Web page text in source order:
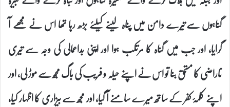
گناہوں سے تیرے دامن میں پناہ لینے کیلئے بڑھ رہا تھا اس نے مجھے آ
گرایا، اور جب میں گناہ کا مرتکب ہوا اور اپنی بداعمالی کی وجہ سے تیری
ناراضی کا مستحق بنا تو اس نے اپنے حیلہ و فریب کی باگ مجھ سے موڑ لی، اور
اپنے کلمۂ کفر کے ساتھ میرے سامنے آ گیا، اور مجھ سے بیزاری کا اظہار کیا،